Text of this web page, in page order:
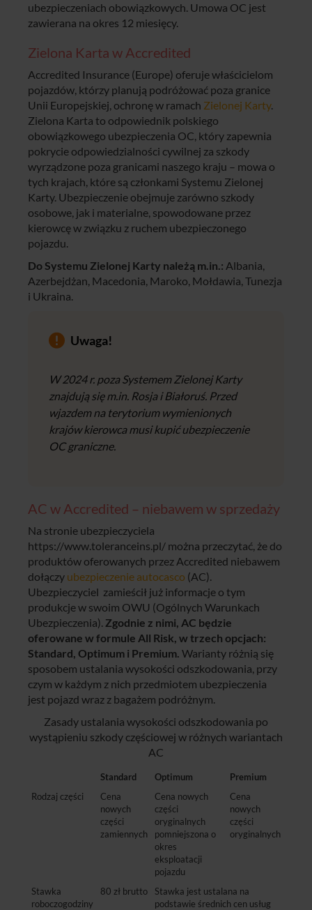
ubezpieczeniach obowiązkowych. Umowa OC jest
zawierana na okres 12 miesięcy.
Zielona Karta w Accredited
Accredited Insurance (Europe) oferuje właścicielom
pojazdów, którzy planują podróżować poza granice
Unii Europejskiej, ochronę w ramach Zielonej Karty.
Zielona Karta to odpowiednik polskiego
obowiązkowego ubezpieczenia OC, który zapewnia
pokrycie odpowiedzialności cywilnej za szkody
wyrządzone poza granicami naszego kraju – mowa o
tych krajach, które są członkami Systemu Zielonej
Karty. Ubezpieczenie obejmuje zarówno szkody
osobowe, jak i materialne, spowodowane przez
kierowcę w związku z ruchem ubezpieczonego
pojazdu.
Do Systemu Zielonej Karty należą m.in.: Albania,
Azerbejdżan, Macedonia, Maroko, Mołdawia, Tunezja
i Ukraina.
Uwaga!
W 2024 r. poza Systemem Zielonej Karty
znajdują się m.in. Rosja i Białoruś. Przed
wjazdem na terytorium wymienionych
krajów kierowca musi kupić ubezpieczenie
OC graniczne.
AC w Accredited – niebawem w sprzedaży
Na stronie ubezpieczyciela
https://www.toleranceins.pl/ można przeczytać, że do
produktów oferowanych przez Accredited niebawem
dołączy ubezpieczenie autocasco (AC).
Ubezpieczyciel zamieścił już informacje o tym
produkcje w swoim OWU (Ogólnych Warunkach
Ubezpieczenia). Zgodnie z nimi, AC będzie
oferowane w formule All Risk, w trzech opcjach:
Standard, Optimum i Premium. Warianty różnią się
sposobem ustalania wysokości odszkodowania, przy
czym w każdym z nich przedmiotem ubezpieczenia
jest pojazd wraz z bagażem podróżnym.
Zasady ustalania wysokości odszkodowania po
wystąpieniu szkody częściowej w różnych wariantach
AC
Standard Optimum
Premium
Rodzaj części
Cena
nowych
części
zamiennych
Cena nowych
części
oryginalnych
pomniejszona o
okres
eksploatacji
pojazdu
Cena
nowych
części
oryginalnych
Stawka
roboczogodziny
80 zł brutto
Stawka jest ustalana na
podstawie średnich cen usług